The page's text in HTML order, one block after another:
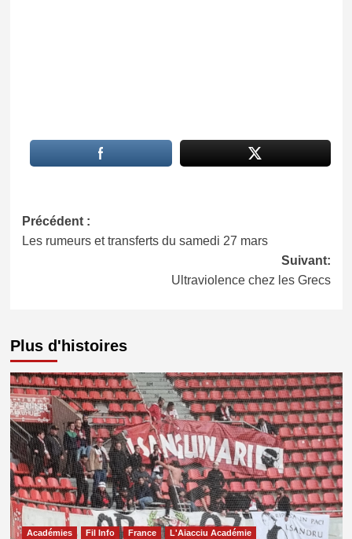
Navigation
d’article
Précédent :
Les rumeurs et transferts du samedi 27 mars
Suivant:
Ultraviolence chez les Grecs
Plus d'histoires
Académies Fil Info France L'Aiacciu Académie